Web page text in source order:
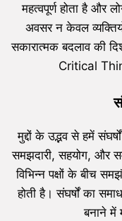
महत्वपूर्ण होता है और
अवसर न केवल
सकारात्मक बदलाव की
Critical
मुद्दों के उद्भव से हमें
समझदारी, सहयोग, और
विभिन्न पक्षों के बीच
होती है। संघर्षों का
बनाने में